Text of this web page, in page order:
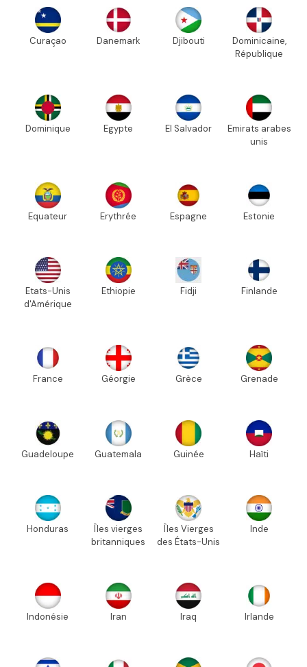
Curaçao Danemark Djibouti
Dominicaine,
République
Dominique Egypte El Salvador
Emirats arabes
unis
Equateur Erythrée Espagne Estonie
Etats-Unis
d'Amérique
Ethiopie Fidji Finlande
France Géorgie Grèce Grenade
Guadeloupe Guatemala Guinée Haïti
Honduras
Îles vierges
britanniques
Îles Vierges
des États-Unis
Inde
Indonésie Iran Iraq Irlande